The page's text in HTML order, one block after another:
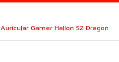
Auricular Gamer Halion S2 Dragon